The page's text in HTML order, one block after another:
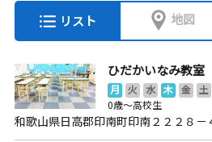
リスト 地図
ひだかいなみ教室
月 火 水 木 金 土
0歳～高校生
和歌山県日高郡印南町印南２２２８－